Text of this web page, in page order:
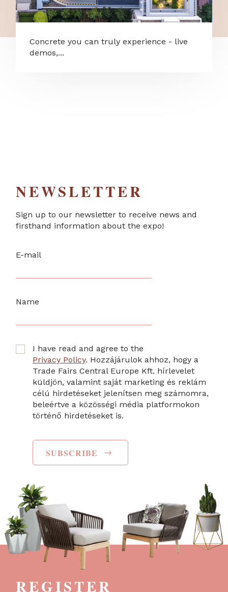
Concrete you can truly experience - live
demos,...
NEWSLETTER
Sign up to our newsletter to receive news and
firsthand information about the expo!
E-mail
Name
I have read and agree to the
Privacy Policy. Hozzájárulok ahhoz, hogy a
Trade Fairs Central Europe Kft. hírlevelet
küldjön, valamint saját marketing és reklám
célú hirdetéseket jelenítsen meg számomra,
beleértve a közösségi média platformokon
történő hirdetéseket is.
SUBSCRIBE →
REGISTER